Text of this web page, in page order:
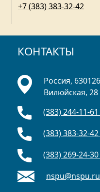
+7 (383) 383-32-42
КОНТАКТЫ
Россия,
Вилюйская, 28
(383) 244-11-
(383) 383-32-
(383) 269-24-
nspu@nspu.ru